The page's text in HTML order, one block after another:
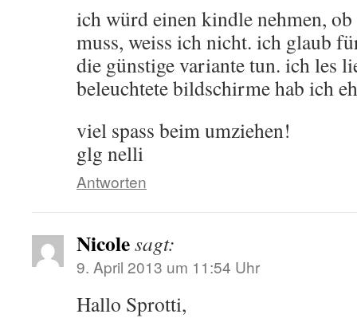
ich würd einen kindle nehmen,
muss, weiss ich nicht. ich glaub
die günstige variante tun. ich les
beleuchtete bildschirme hab ich
viel spass beim umziehen!
glg nelli
Antworten
Nicolesagt:
9. April 2013 um 11:54 Uhr
Hallo Sprotti,